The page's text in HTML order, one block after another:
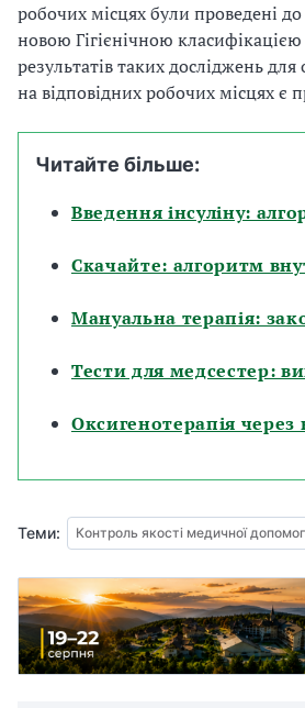
робочих місцях були проведені
новою Гігієнічною
результатів таких досліджень
на відповідних робочих місцях є
Читайте більше:
Введення інсуліну:
Скачайте: алгоритм
Мануальна терапія:
Тести для медсестер:
Оксигенотерапія
Теми: Контроль якості медичної